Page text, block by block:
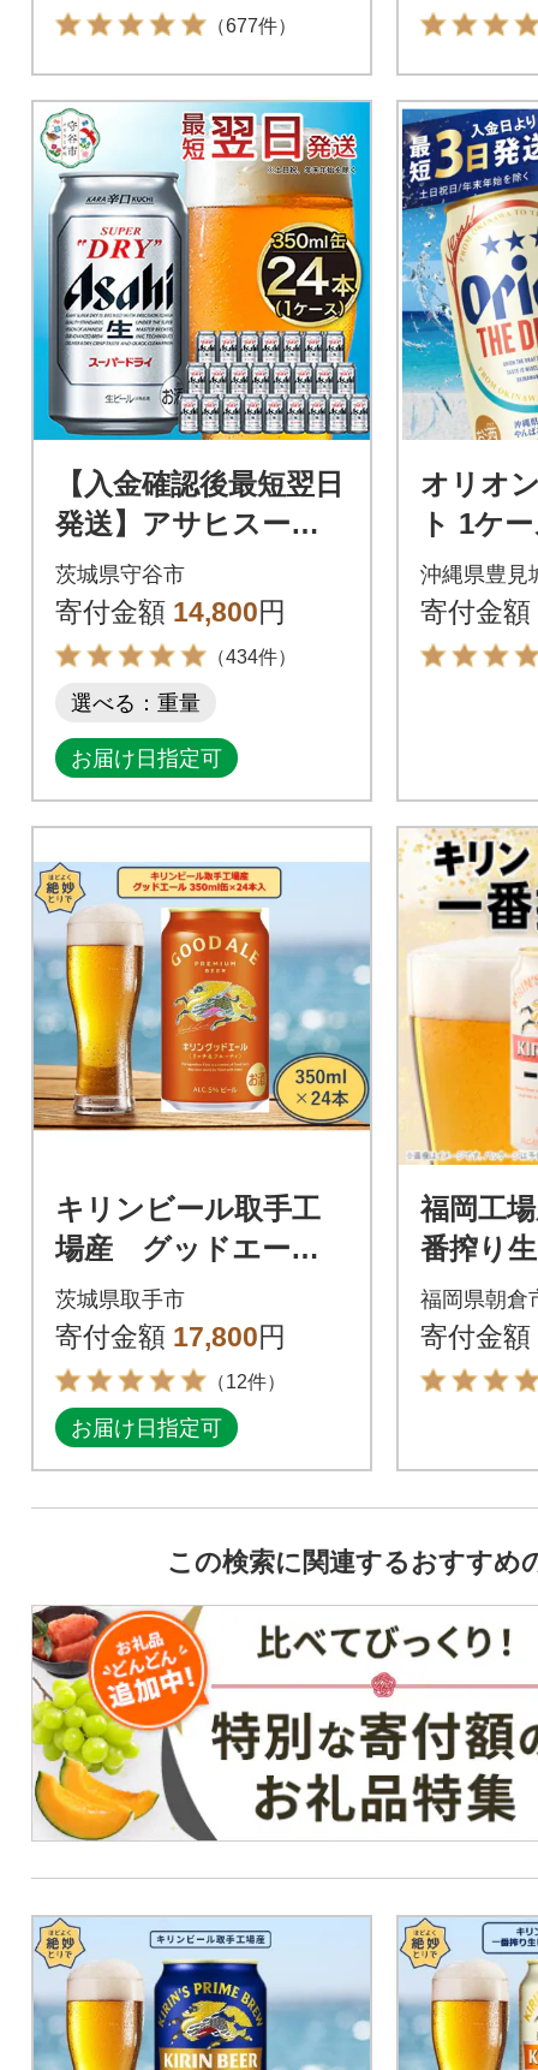
ビールです。東京都渋谷区に
ある「恵比寿」はこちらのビ
ールが名前の由来であること
は有名です。そんな誰もが知
る贅沢なプレミアムビールを
静岡県焼津市にあるサッポロ
ビール静岡工場より出荷しお
届けします。ちょっと贅沢な
時間をエビスビールでお過ご
しください。
（677件）
【入金確認後最短翌日
発送】アサヒスーパ
ードライ350ml缶 24
本入り 1ケース
茨城県守谷市
寄付金額 14,800円
（434件）
選べる：重量
お届け日指定可
オリオ
ト 1ケ
缶)
沖縄県豊見
寄付金額
キリンビール取手工
場産 グッドエール 3
50ml缶-24本入
茨城県取手市
寄付金額 17,800円
（12件）
お届け日指定可
福岡工
番搾り
缶×24本
福岡県朝倉
寄付金額
この検索に関連するおすすめ